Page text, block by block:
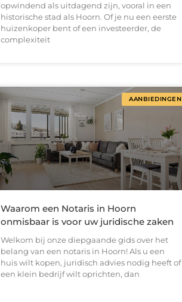
opwindend als uitdagend zijn, vooral in een
historische stad als Hoorn. Of je nu een eerste
huizenkoper bent of een investeerder, de
complexiteit
AANBIEDINGEN
Waarom een Notaris in Hoorn
onmisbaar is voor uw juridische zaken
Welkom bij onze diepgaande gids over het
belang van een notaris in Hoorn! Als u een
huis wilt kopen, juridisch advies nodig heeft of
een klein bedrijf wilt oprichten, dan